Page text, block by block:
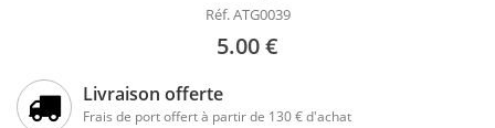
Réf. ATG0039
5.00 €
Livraison offerte
Frais de port offert à partir de 130 € d'achat